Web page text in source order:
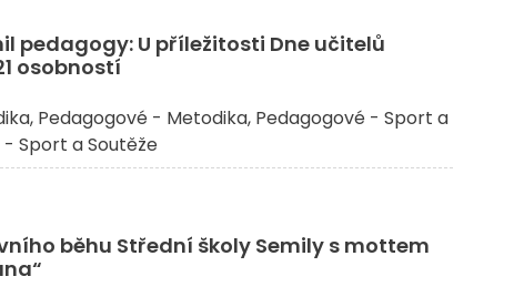
pedagogy: U příležitosti Dne učitelů
osobností
Pedagogové - Metodika Pedagogové - Sport a
Sport a Soutěže
běhu Střední školy Semily s mottem